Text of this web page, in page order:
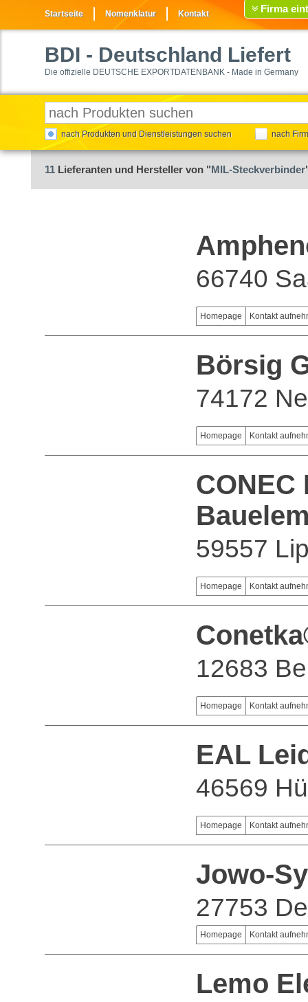
Startseite Nomenklatur Kontakt Firma
BDI - Deutschland Liefert
Die offizielle DEUTSCHE EXPORTDATENBANK - Made in Germany
nach Produkten und Dienstleistungen suchen nach
11 Lieferanten und Hersteller von "MIL-Steckverbinder
66740
Homepage Kontakt
Börsig
74172
Homepage Kontakt
59557
Homepage Kontakt
12683
Homepage Kontakt
EAL
46569
Homepage Kontakt
Jowo-
27753
Homepage Kontakt
Lemo